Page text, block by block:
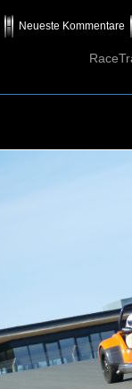
Neueste Kommentare